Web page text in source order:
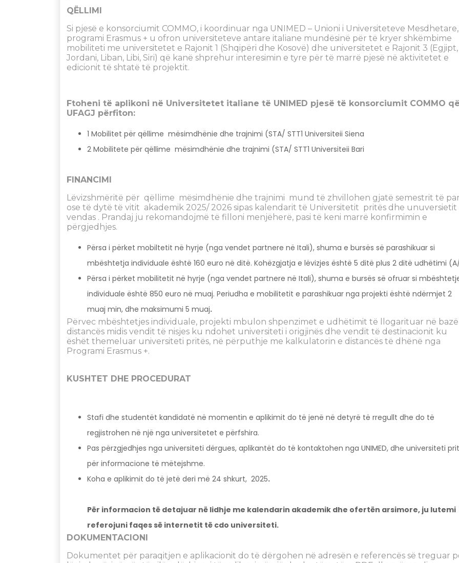
QËLLIMI
Si pjesë e konsorciumit COMMO, i koordinuar nga UNIMED – Unioni i Universiteteve Mesdhetare,
programi Erasmus + u ofron universiteteve antare italiane mundësinë për të kryer shkëmbime
mobiliteti me universitetet e Rajonit 1 (Shqipëri dhe Kosovë) dhe universitetet e Rajonit 3 (Egjipt,
Jordani, Liban, Libi, Siri) që kanë shprehur interesimin e tyre për të marrë pjesë në aktivitetet e
edicionit të shtatë të projektit.
Ftoheni të aplikoni në Universitetet italiane të UNIMED pjesë të konsorciumit COMMO që
UFAGJ përfiton:
1 Mobilitet për qëllime mësimdhënie dhe trajnimi (STA/ STT1 Universiteii Siena
2 Mobilitete për qëllime mësimdhënie dhe trajnimi (STA/ STT1 Universiteii Bari
FINANCIMI
Lëvizshmëritë për qëllime mësimdhënie dhe trajnimi mund të zhvillohen gjatë semestrit të
ose të dytë të vitit akademik 2025/ 2026 sipas kalendarit të Universitetit pritës dhe unuversietit
vendas . Prandaj ju rekomandojmë të filloni menjëherë, pasi të keni marrë konfirmimin e
përgjedhjes.
Përsa i përket mobiltetit në hyrje (nga vendet partnere në Itali), shuma e bursës së parashikuar si
mbështetja individuale është 160 euro në ditë. Kohëzgjatja e lëvizjes është 5 ditë plus 2 ditë udhëtimi
Përsa i përket mobilitetit në hyrje (nga vendet partnere në Itali), shuma e bursës së ofruar si
individuale është 850 euro në muaj. Periudha e mobilitetit e parashikuar nga projekti është ndërmjet 2
muaj min, dhe maksimumi 5 muaj.
Përvec mbështetjes individuale, projekti mbulon shpenzimet e udhëtimit të llogarituar në
distancës midis vendit të nisjes ku ndohet universiteti i origjinës dhe vendit të destinacionit ku
ëshët themeluar universiteti pritës, në përputhje me kalkulatorin e distancës të dhënë nga
Programi Erasmus +.
KUSHTET DHE PROCEDURAT
Stafi dhe studentët kandidatë në momentin e aplikimit do të jenë në detyrë të rregullt dhe do të
regjistrohen në një nga universitetet e përfshira.
Pas përzgjedhjes nga universiteti dërgues, aplikantët do të kontaktohen nga UNIMED, dhe universiteti
për informacione të mëtejshme.
Koha e aplikimit do të jetë deri më 24 shkurt, 2025.
Për informacion të detajuar në lidhje me kalendarin akademik dhe ofertën arsimore, ju lutemi
referojuni faqes së internetit të cdo universiteti.
DOKUMENTACIONI
Dokumentet për paraqitjen e aplikacionit do të dërgohen në adresën e referencës së treguar